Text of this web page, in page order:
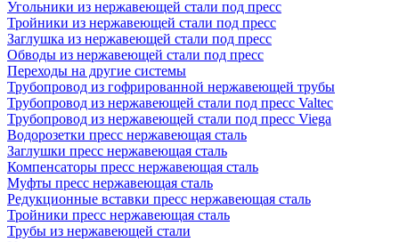
Угольники из нержавеющей стали под пресс
Тройники из нержавеющей стали под пресс
Заглушка из нержавеющей стали под пресс
Обводы из нержавеющей стали под пресс
Переходы на другие системы
Трубопровод из гофрированной нержавеющей трубы
Трубопровод из нержавеющей стали под пресс Valtec
Трубопровод из нержавеющей стали под пресс Viega
Водорозетки пресс нержавеющая сталь
Заглушки пресс нержавеющая сталь
Компенсаторы пресс нержавеющая сталь
Муфты пресс нержавеющая сталь
Редукционные вставки пресс нержавеющая сталь
Тройники пресс нержавеющая сталь
Трубы из нержавеющей стали